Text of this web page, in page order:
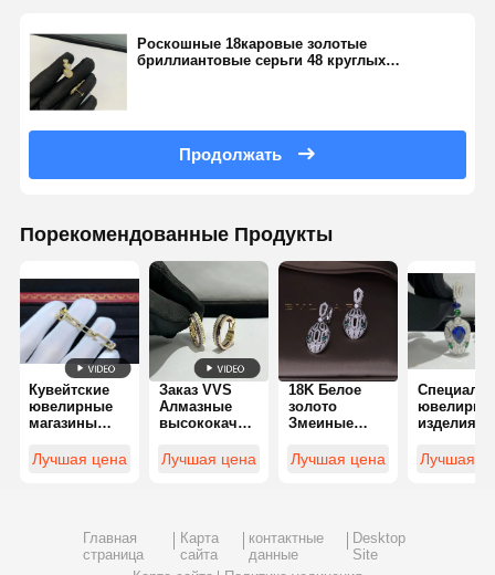
Роскошные 18каровые золотые
бриллиантовые серьги 48 круглых
Продолжать
Порекомендованные Продукты
Кувейтские
ювелирные
магазины
гламурные
ювелирные
Лучшая цена
Заказ VVS
Алмазные
высококачественные
серьги
Круглые
ювелирные
изделия
Лучшая цена
18K Белое
золото
Змеиные
серьги с
изумрудными
Лучшая цена
изделия
каратное
золото
Лучшая
Главная
страница
Карта
сайта
контактные
данные
Desktop
Site